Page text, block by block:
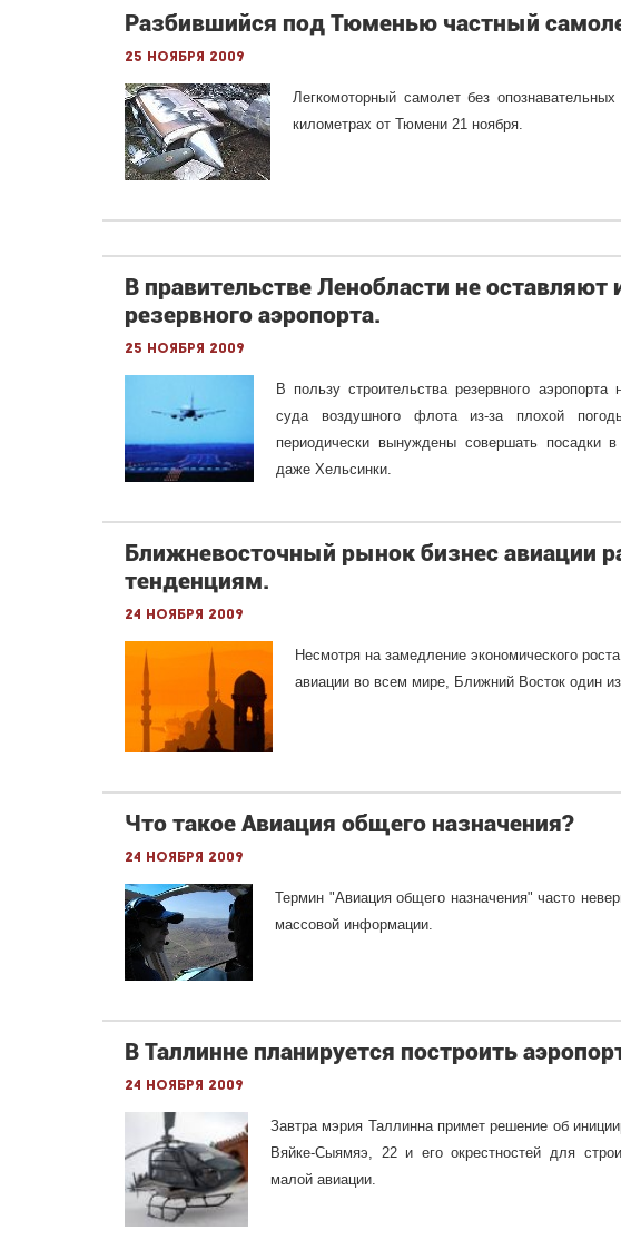
Разбившийся под Тюменью частный
25 ноября 2009
Легкомоторный самолет без
километрах от Тюмени 21 ноября.
В правительстве Ленобласти не оставляют
резервного аэропорта.
25 ноября 2009
В пользу строительства резервного
суда воздушного флота из-за плохой
периодически вынуждены совершать посадки
даже Хельсинки.
Ближневосточный рынок бизнес авиации
тенденциям.
24 ноября 2009
Несмотря на замедление экономического
авиации во всем мире, Ближний Восток один
Что такое Авиация общего назначения?
24 ноября 2009
Термин "Авиация общего назначения" часто
массовой информации.
В Таллинне планируется построить
24 ноября 2009
Завтра мэрия Таллинна примет решение об
Вяйке-Сыямяэ, 22 и его окрестностей для
малой авиации.